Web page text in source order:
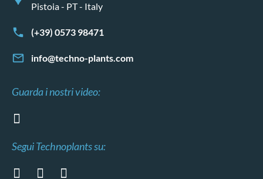
Pistoia - PT - Italy
(+39) 0573 98471
info@techno-plants.com
Guarda i nostri video:
Segui Technoplants su: